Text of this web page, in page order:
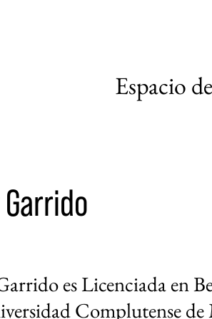
Espacio
es Licenciada en
Complutense